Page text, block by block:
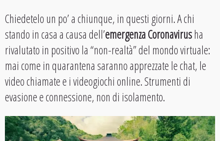
Chiedetelo un po’ a chiunque, in questi giorni. A chi
stando in casa a causa dell’emergenza Coronavirusha
rivalutato in positivo la “non-realtà” del mondo virtuale:
mai come in quarantena saranno apprezzate le chat, le
video chiamate e i videogiochi online. Strumenti di
evasione e connessione, non di isolamento.